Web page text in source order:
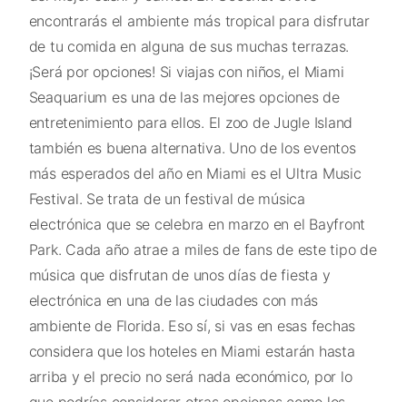
encontrarás el ambiente más tropical para disfrutar
de tu comida en alguna de sus muchas terrazas.
¡Será por opciones! Si viajas con niños, el Miami
Seaquarium es una de las mejores opciones de
entretenimiento para ellos. El zoo de Jugle Island
también es buena alternativa. Uno de los eventos
más esperados del año en Miami es el Ultra Music
Festival. Se trata de un festival de música
electrónica que se celebra en marzo en el Bayfront
Park. Cada año atrae a miles de fans de este tipo de
música que disfrutan de unos días de fiesta y
electrónica en una de las ciudades con más
ambiente de Florida. Eso sí, si vas en esas fechas
considera que los hoteles en Miami estarán hasta
arriba y el precio no será nada económico, por lo